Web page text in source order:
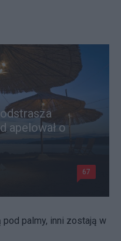
apelował o
67
pod palmy, inni zostają w